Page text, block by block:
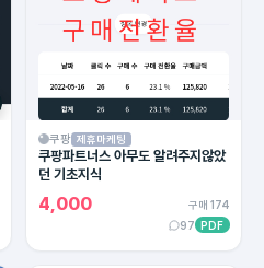
쿠팡 제휴마케팅
쿠팡파트너스 아무도 알려주지않았
던 기초지식
4,000
구매 174
97 PDF